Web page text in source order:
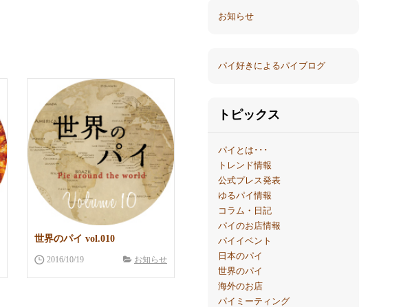
世界のパイ vol.010
2016/10/19 お知らせ
お知らせ
パイ好きによるパイブログ
トピックス
パイとは･･･
トレンド情報
公式プレス発表
ゆるパイ情報
コラム・日記
パイのお店情報
パイイベント
日本のパイ
世界のパイ
海外のお店
パイミーティング